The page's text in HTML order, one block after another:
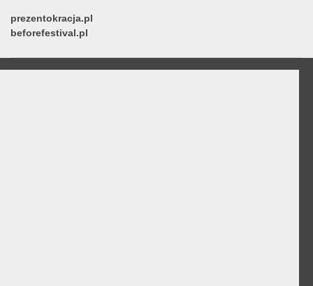
prezentokracja.pl
beforefestival.pl